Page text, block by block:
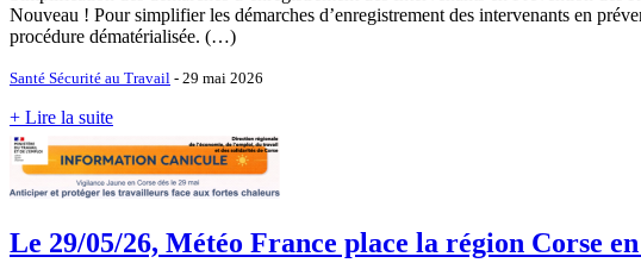
Nouveau ! Pour simplifier les démarches d’enregistrement des intervenants en
procédure dématérialisée. (…)
Santé Sécurité au Travail - 29 mai 2026
+ Lire la suite
Le 29/05/26, Météo France place la région Corse